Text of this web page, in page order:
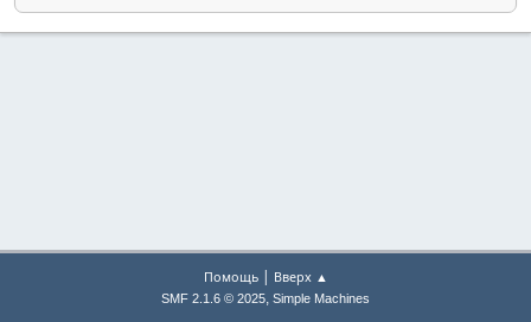
Помощь| Вверх ▲
SMF 2.1.6 © 2025, Simple Machines